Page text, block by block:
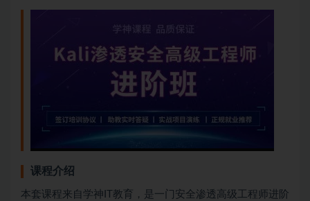
课程介绍
本套课程来自学神IT教育，是一门安全渗透高级工程师进阶